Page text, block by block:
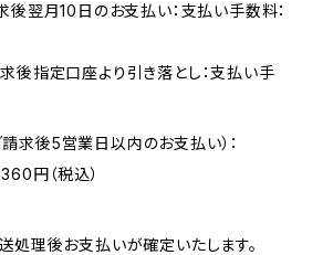
後翌月10日のお支払い：支払い手数料：
求後指定口座より引き落とし：支払い手
求後5営業日以内のお支払い）：
円（税込）
処理後お支払いが確定いたします。